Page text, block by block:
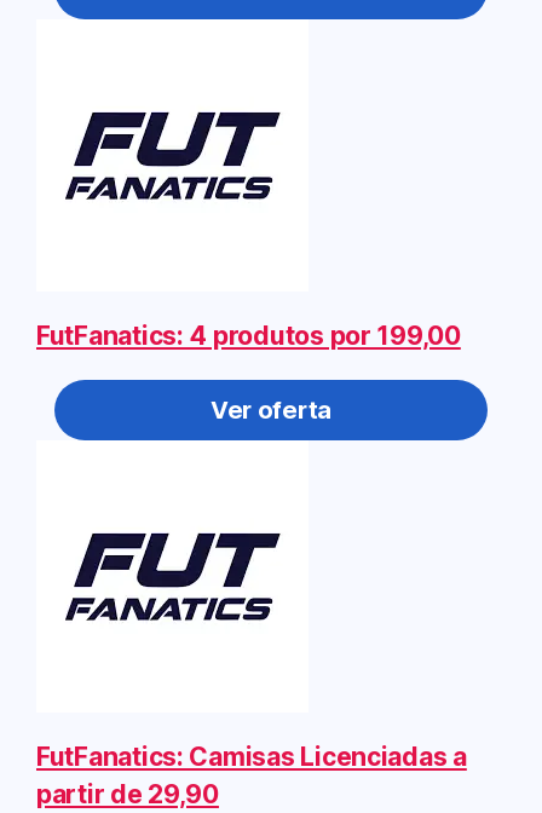
FutFanatics: 4 produtos por 199,00
Ver oferta
FutFanatics: Camisas Licenciadas a
partir de 29,90